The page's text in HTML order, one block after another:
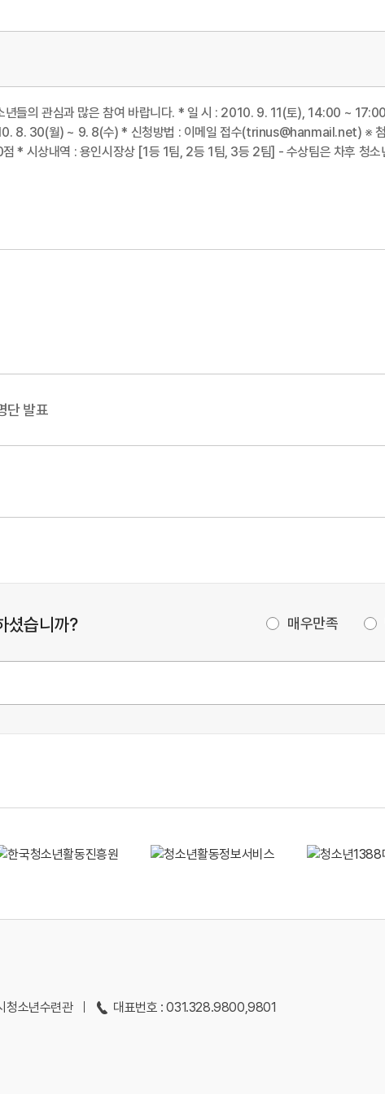
들의 관심과 많은 참여 바랍니다. * 일 시 : 2010. 9. 11(토), 14:00 ~
8. 30(월) ~ 9. 8(수) * 신청방법 : 이메일 접수(trinus@hanmail.net) ※ 첨
* 시상내역 : 용인시장상 [1등 1팀, 2등 1팀, 3등 2팀] - 수상팀은 차후 청소
단 발표
셨습니까? 매우만족
청소년수련관
대표번호 : 031.328.9800,9801